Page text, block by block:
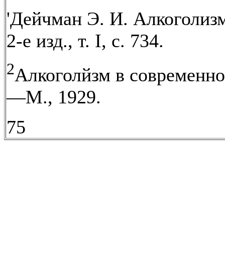
'Дейчман Э. И.
2-е изд., т. I, с. 734.
2Алкоголйзм в
—М., 1929.
75